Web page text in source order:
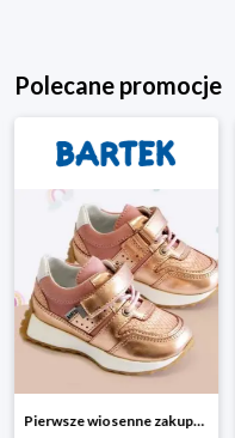
Polecane promocje
Pierwsze wiosenne zakupy -20%